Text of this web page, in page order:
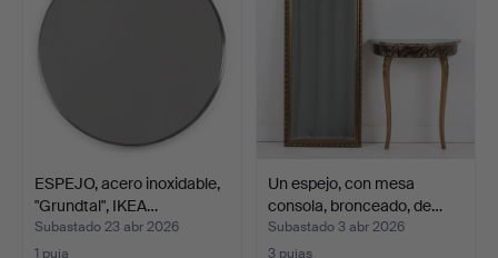
ESPEJO, acero inoxidable,
"Grundtal", IKEA…
Subastado 23 abr 2026
1 puja
Un espejo, con mesa
consola, bronceado, de…
Subastado 3 abr 2026
3 pujas